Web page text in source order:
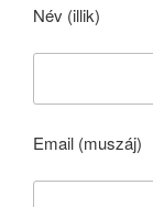
Név (illik)
Email (muszáj)